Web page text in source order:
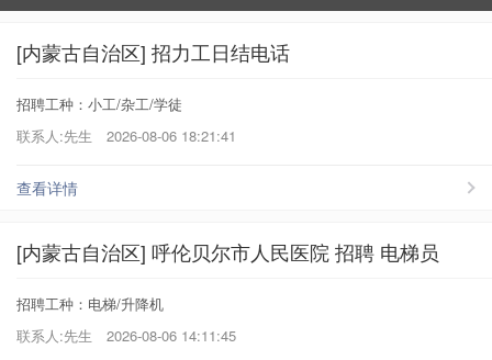
[内蒙古自治区] 招力工日结电话
招聘工种：小工/杂工/学徒
联系人:先生
2026-08-06 18:21:41
查看详情
[内蒙古自治区] 呼伦贝尔市人民医院 招聘 电梯员
招聘工种：电梯/升降机
联系人:先生
2026-08-06 14:11:45